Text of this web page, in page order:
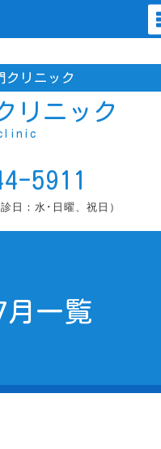
クリニック
リニック
5911
日：水･日曜、祝日）
月一覧